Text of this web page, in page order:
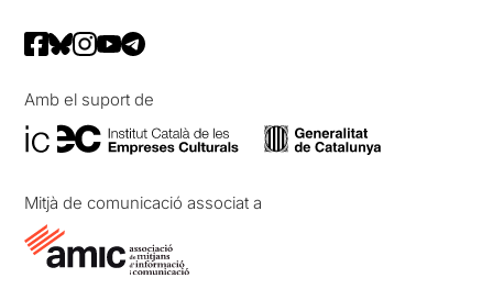
Amb el suport de
Mitjà de comunicació associat a